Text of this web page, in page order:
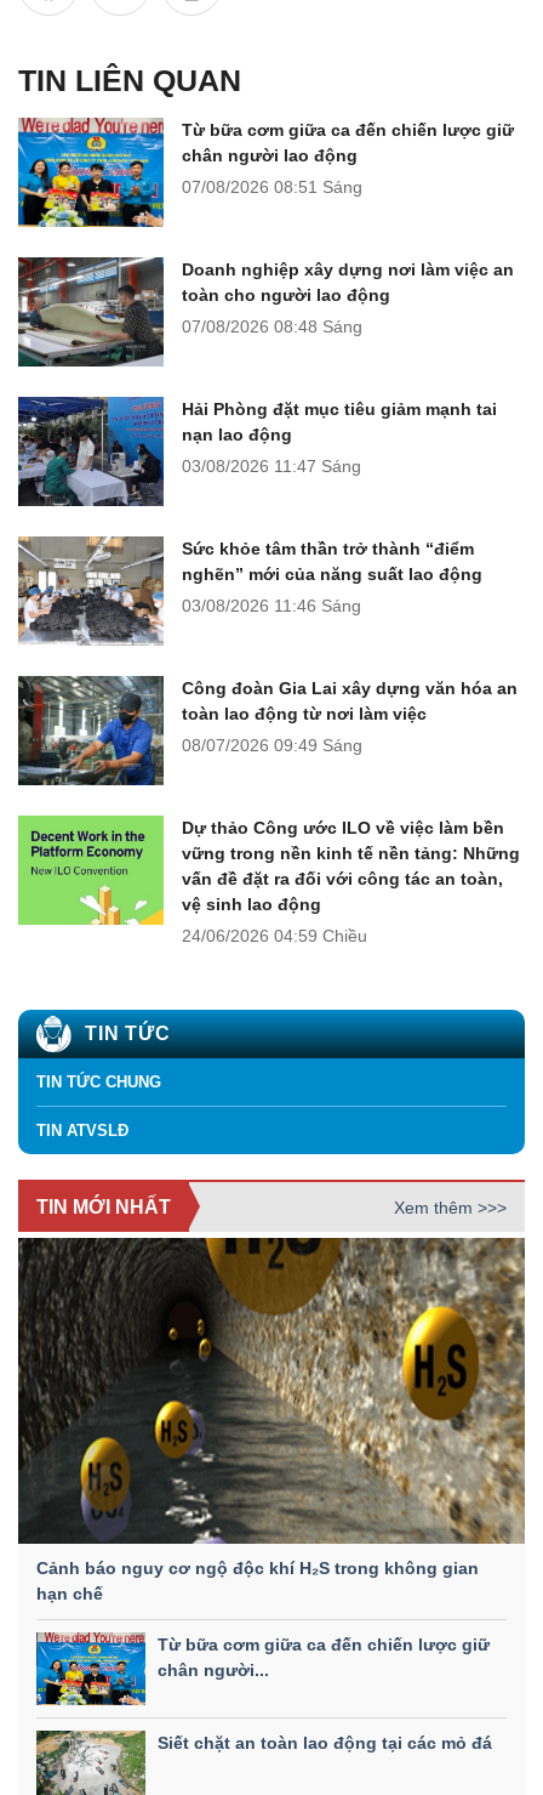
TIN LIÊN QUAN
Từ bữa cơm giữa ca đến chiến lược giữ
chân người lao động
07/08/2026 08:51 Sáng
Doanh nghiệp xây dựng nơi làm việc an
toàn cho người lao động
07/08/2026 08:48 Sáng
Hải Phòng đặt mục tiêu giảm mạnh tai
nạn lao động
03/08/2026 11:47 Sáng
Sức khỏe tâm thần trở thành “điểm
nghẽn” mới của năng suất lao động
03/08/2026 11:46 Sáng
Công đoàn Gia Lai xây dựng văn hóa an
toàn lao động từ nơi làm việc
08/07/2026 09:49 Sáng
Dự thảo Công ước ILO về việc làm bền
vững trong nền kinh tế nền tảng: Những
vấn đề đặt ra đối với công tác an toàn,
vệ sinh lao động
24/06/2026 04:59 Chiều
TIN TỨC
TIN TỨC CHUNG
TIN ATVSLĐ
TIN MỚI NHẤT Xem thêm >>>
Cảnh báo nguy cơ ngộ độc khí H₂S trong không gian
hạn chế
Từ bữa cơm giữa ca đến chiến lược giữ
chân người...
Siết chặt an toàn lao động tại các mỏ đá